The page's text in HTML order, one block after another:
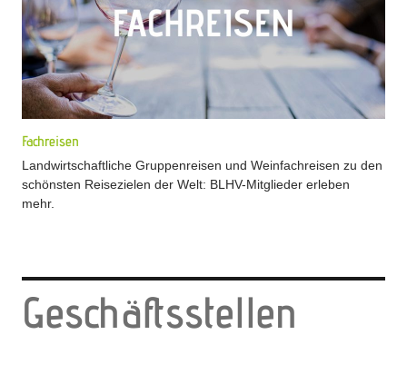
Fachreisen
Landwirtschaftliche Gruppenreisen und Weinfachreisen zu den
schönsten Reisezielen der Welt: BLHV-Mitglieder erleben
mehr.
Geschäftsstellen